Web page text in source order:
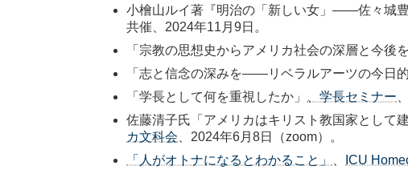
小檜山ルイ著『明治の「新しい女」――佐々城
共催、2024年11月9日。
「宗教の思想史からアメリカ社会の深層と今後
「志と信念の深みを――リベラルアーツの今日
「学長として何を重視したか」
、学長セミナー
佐藤清子氏「アメリカはキリスト教国家として
カ文科会 、2024年6月8日（zoom）。
「人がオトナになるとわかること」
ICU